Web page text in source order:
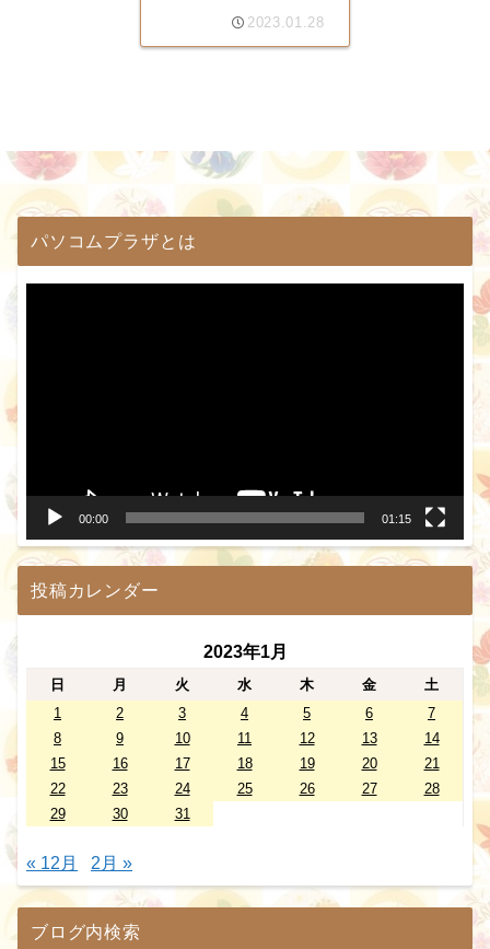
2023.01.28
パソコムプラザとは
00:00 01:15
投稿カレンダー
2023年1月
日 月 火 水 木 金
土
1
2 3 4 5 6
7
8
9 10 11 12 13
14
15
16 17 18 19 20
21
22
23 24 25 26 27
28
29
30 31
« 12月 2月 »
ブログ内検索